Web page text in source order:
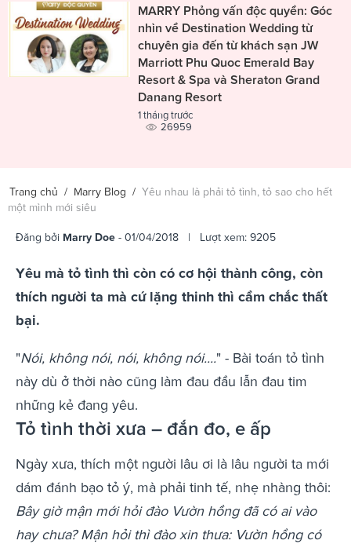
MARRY Phỏng vấn độc quyền: Góc
nhìn về Destination Wedding từ
chuyên gia đến từ khách sạn JW
Marriott Phu Quoc Emerald Bay
Resort & Spa và Sheraton Grand
Danang Resort
1 tháng trước
26959
Trang chủ / Marry Blog / Yêu nhau là phải tỏ tình, tỏ sao cho hết
một mình mới siêu
Đăng bởi Marry Doe - 01/04/2018 | Lượt xem: 9205
Yêu mà tỏ tình thì còn có cơ hội thành công, còn
thích người ta mà cứ lặng thinh thì cầm chắc thất
bại.
"Nói, không nói, nói, không nói...." - Bài toán tỏ tình
này dù ở thời nào cũng làm đau đầu lẫn đau tim
những kẻ đang yêu.
Tỏ tình thời xưa – đắn đo, e ấp
Ngày xưa, thích một người lâu ơi là lâu người ta mới
dám đánh bạo tỏ ý, mà phải tinh tế, nhẹ nhàng thôi:
Bây giờ mận mới hỏi đào Vườn hồng đã có ai vào
hay chưa? Mận hỏi thì đào xin thưa: Vườn hồng có